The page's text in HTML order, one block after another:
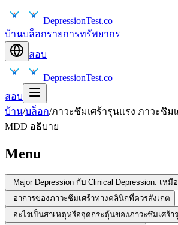
DepressionTest.co
บ้านบล็อกรายการทรัพยากร
สอบ
DepressionTest.co
สอบ
บ้าน/บล็อก/ภาวะซึมเศร้ารุนแรง ภาวะซึม
MDD อธิบาย
Menu
Major Depression กับ Clinical Depression: เห
อาการของภาวะซึมเศร้าทางคลินิกที่ควรสังเกต
อะไรเป็นสาเหตุหรือจุดกระตุ้นของภาวะซึมเศร้า